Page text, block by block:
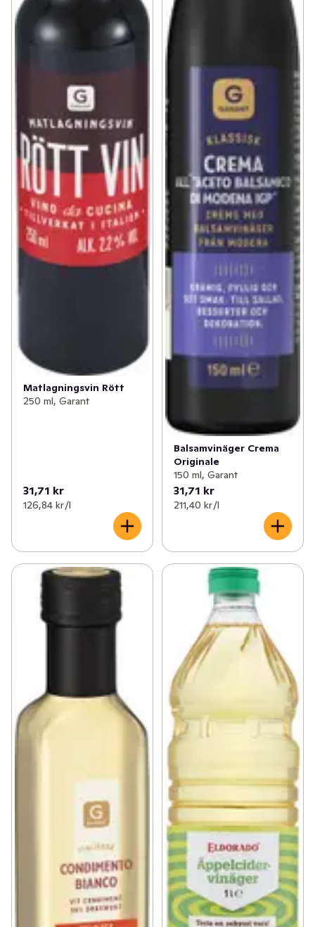
Matlagningsvin Rött
250 ml, Garant
31,71 kr
126,84 kr /l
Balsamvinäger Crema
Originale
150 ml, Garant
31,71 kr
211,40 kr /l